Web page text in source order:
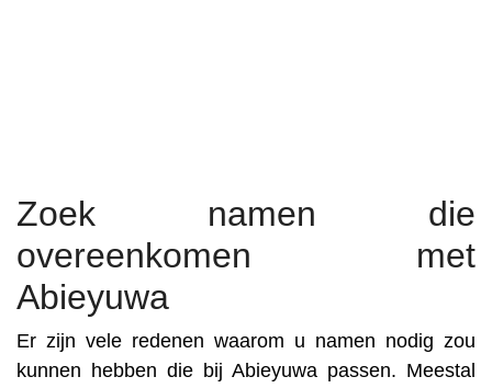
Zoek namen die
overeenkomen met
Abieyuwa
Er zijn vele redenen waarom u namen nodig zou
kunnen hebben die bij Abieyuwa passen. Meestal